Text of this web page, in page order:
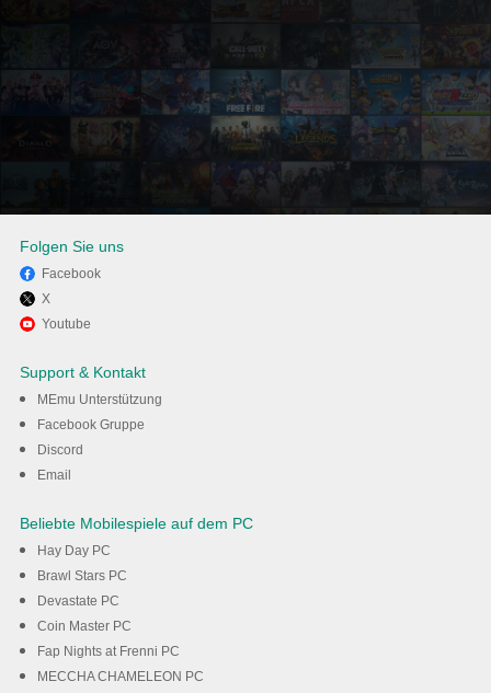
Viel Spaß beim Spielen von
AetherSX2 auf dem PC mit
Folgen Sie uns
Facebook
X
Youtube
Support & Kontakt
MEmu Unterstützung
Facebook Gruppe
Discord
Email
Beliebte Mobilespiele auf dem PC
Hay Day PC
Brawl Stars PC
Devastate PC
Coin Master PC
Fap Nights at Frenni PC
MECCHA CHAMELEON PC